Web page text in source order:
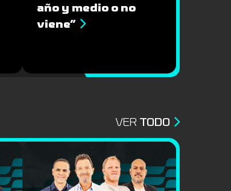
año y medio o no
viene”
VER TODO